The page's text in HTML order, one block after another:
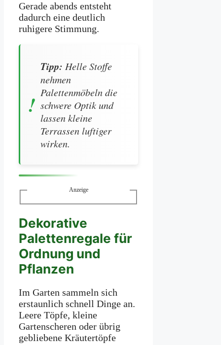
Gerade abends entsteht
dadurch eine deutlich
ruhigere Stimmung.
Tipp: Helle Stoffe
nehmen
Palettenmöbeln die
schwere Optik und
lassen kleine
Terrassen luftiger
wirken.
Anzeige
Dekorative
Palettenregale für
Ordnung und
Pflanzen
Im Garten sammeln sich
erstaunlich schnell Dinge an.
Leere Töpfe, kleine
Gartenscheren oder übrig
gebliebene Kräutertöpfe